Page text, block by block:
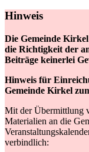
Hinweis
Die Gemeinde
die Richtigkeit der
Beiträge keinerlei
Hinweis für
Gemeinde Kirkel
Mit der Übermittlung
Materialien an die
verbindlich: